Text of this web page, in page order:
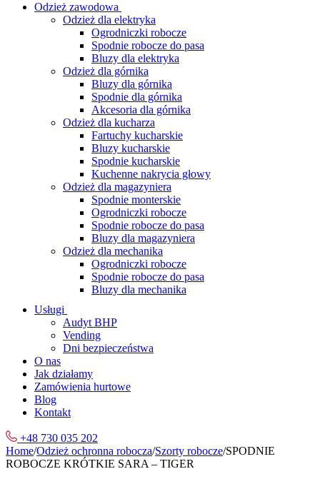
Odzież zawodowa
Odzież dla elektryka
Ogrodniczki robocze
Spodnie robocze do pasa
Bluzy dla elektryka
Odzież dla górnika
Bluzy dla górnika
Spodnie dla górnika
Akcesoria dla górnika
Odzież dla kucharza
Fartuchy kucharskie
Bluzy kucharskie
Spodnie kucharskie
Kuchenne nakrycia głowy
Odzież dla magazyniera
Spodnie monterskie
Ogrodniczki robocze
Spodnie robocze do pasa
Bluzy dla magazyniera
Odzież dla mechanika
Ogrodniczki robocze
Spodnie robocze do pasa
Bluzy dla mechanika
Usługi
Audyt BHP
Vending
Dni bezpieczeństwa
O nas
Jak działamy
Zamówienia hurtowe
Blog
Kontakt
+48 730 035 202
Home/Odzież ochronna robocza/Szorty robocze/SPODNIE
ROBOCZE KRÓTKIE SARA – TIGER